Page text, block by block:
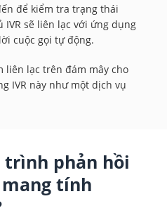
để kiểm tra trạng thái
IVR sẽ liên lạc với ứng dụng
cuộc gọi tự động.
liên lạc trên đám mây cho
IVR này như một dịch vụ
trình phản hồi
tính